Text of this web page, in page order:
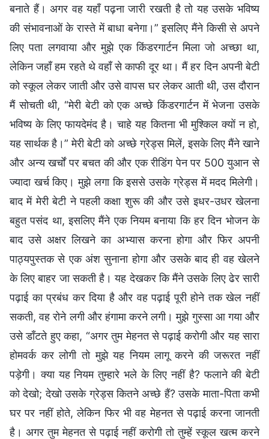
बनाते हैं। अगर वह यहाँ पढ़ना जारी रखती है तो यह उसके भविष्य
की संभावनाओं के रास्ते में बाधा बनेगा।” इसलिए मैंने किसी से अपने
लिए पता लगवाया और मुझे एक किंडरगार्टन मिला जो अच्छा था,
लेकिन जहाँ हम रहते थे वहाँ से काफी दूर था। मैं हर दिन अपनी बेटी
को स्कूल लेकर जाती और उसे वापस घर लेकर आती थी, उस दौरान
मैं सोचती थी, “मेरी बेटी को एक अच्छे किंडरगार्टन में भेजना उसके
भविष्य के लिए फायदेमंद है। चाहे यह कितना भी मुश्किल क्यों न हो,
यह सार्थक है।” मेरी बेटी को अच्छे ग्रेड्स मिलें, इसके लिए मैंने खाने
और अन्य खर्चों पर बचत की और एक रीडिंग पेन पर 500 युआन से
ज्यादा खर्च किए। मुझे लगा कि इससे उसके ग्रेड्स में मदद मिलेगी।
बाद में मेरी बेटी ने पहली कक्षा शुरू की और उसे इधर-उधर खेलना
बहुत पसंद था, इसलिए मैंने एक नियम बनाया कि हर दिन भोजन के
बाद उसे अक्षर लिखने का अभ्यास करना होगा और फिर अपनी
पाठ्यपुस्तक से एक अंश सुनाना होगा और उसके बाद ही वह खेलने
के लिए बाहर जा सकती है। यह देखकर कि मैंने उसके लिए ढेर सारी
पढ़ाई का प्रबंध कर दिया है और वह पढ़ाई पूरी होने तक खेल नहीं
सकती, वह रोने लगी और हंगामा करने लगी। मुझे गुस्सा आ गया और
उसे डाँटते हुए कहा, “अगर तुम मेहनत से पढ़ाई करोगी और यह सारा
होमवर्क कर लोगी तो मुझे यह नियम लागू करने की जरूरत नहीं
पड़ेगी। क्या यह नियम तुम्हारे भले के लिए नहीं है? फलाने की बेटी
को देखो; देखो उसके ग्रेड्स कितने अच्छे हैं? उसके माता-पिता कभी
घर पर नहीं होते, लेकिन फिर भी वह मेहनत से पढ़ाई करना जानती
है। अगर तुम मेहनत से पढ़ाई नहीं करोगी तो तुम्हें स्कूल खत्म करने